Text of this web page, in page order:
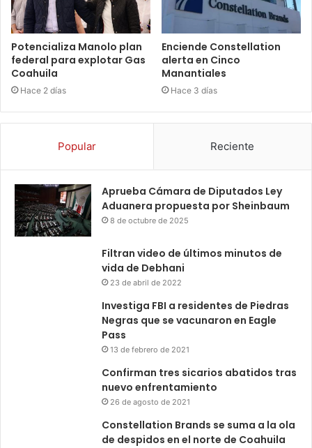
Potencializa Manolo plan
federal para explotar Gas
Coahuila
Hace 2 días
Enciende Constellation
alerta en Cinco
Manantiales
Hace 3 días
Popular Reciente
Aprueba Cámara de Diputados Ley
Aduanera propuesta por Sheinbaum
8 de octubre de 2025
Filtran video de últimos minutos de
vida de Debhani
23 de abril de 2022
Investiga FBI a residentes de Piedras
Negras que se vacunaron en Eagle
Pass
13 de febrero de 2021
Confirman tres sicarios abatidos tras
nuevo enfrentamiento
26 de agosto de 2021
Constellation Brands se suma a la ola
de despidos en el norte de Coahuila